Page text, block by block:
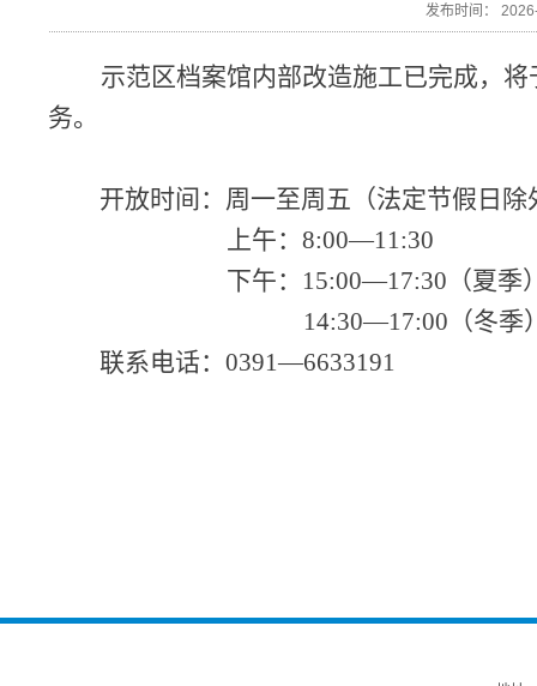
发布时间：
示范区档案馆内部改造施工已完成，将
务。
开放时间：周一至周五（法定节假日除
上午：8:00—11:30
下午：15:00—17:30（夏季
14:30—17:00（冬季
联系电话：0391—6633191